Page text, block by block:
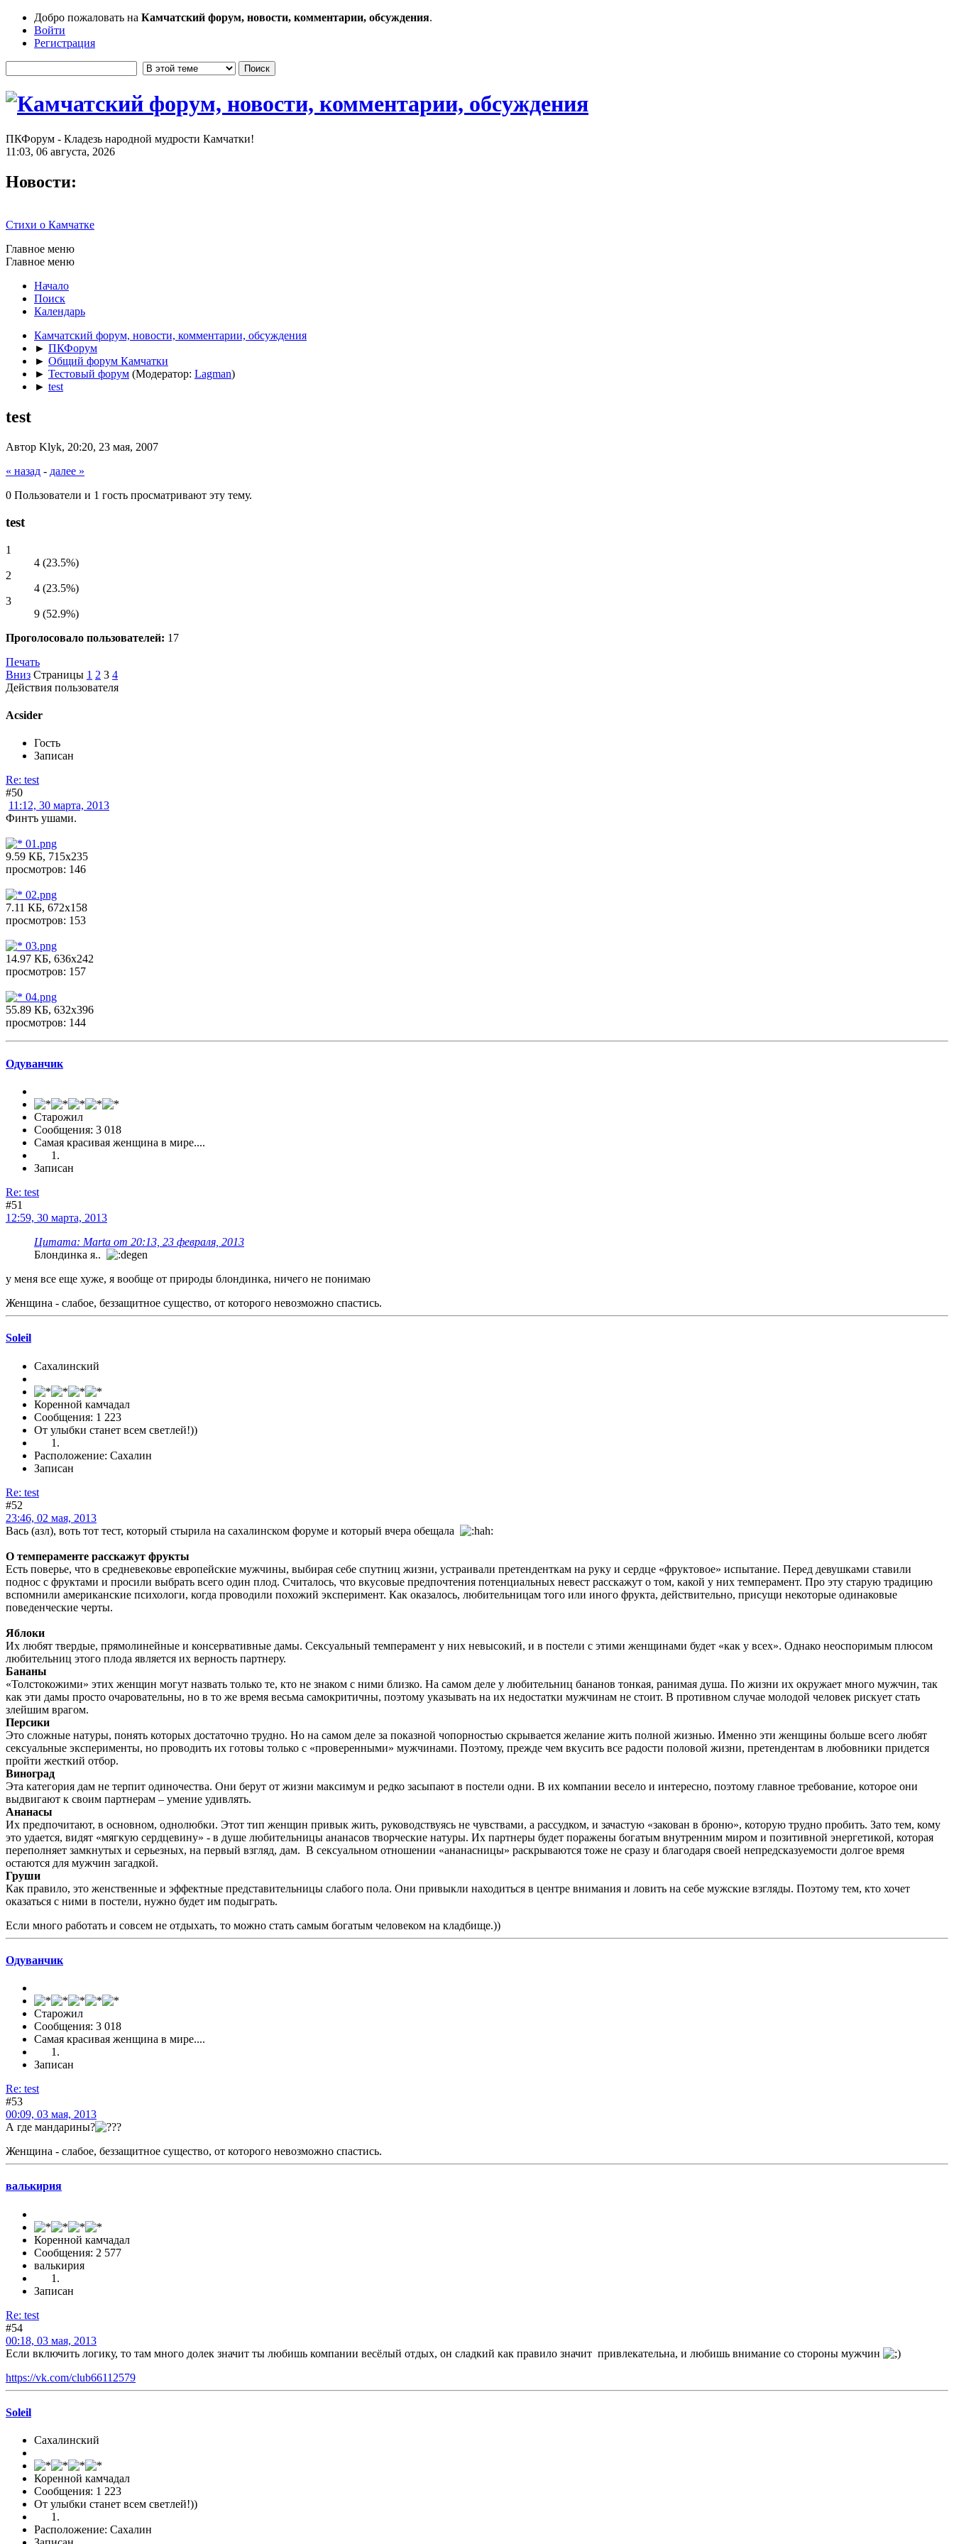
Добро пожаловать на Камчатский форум, новости, комментарии, обсуждения.
Войти
Регистрация
ПКФорум - Кладезь народной мудрости Камчатки!
11:03, 06 августа, 2026
Новости:
Стихи о Камчатке
Главное меню
Главное меню
Начало
Поиск
Календарь
Камчатский форум, новости, комментарии, обсуждения
► ПКФорум
► Общий форум Камчатки
► Тестовый форум (Модератор: Lagman)
► test
test
Автор Klyk, 20:20, 23 мая, 2007
« назад - далее »
0 Пользователи и 1 гость просматривают эту тему.
test
1
4 (23.5%)
2
4 (23.5%)
3
9 (52.9%)
Проголосовало пользователей: 17
Печать
Вниз Страницы 1 2 3 4
Действия пользователя
Acsider
Гость
Записан
Re: test
#50
11:12, 30 марта, 2013
Финтъ ушами.
01.png
9.59 КБ, 715x235
просмотров: 146
02.png
7.11 КБ, 672x158
просмотров: 153
03.png
14.97 КБ, 636x242
просмотров: 157
04.png
55.89 КБ, 632x396
просмотров: 144
Одуванчик
Старожил
Сообщения: 3 018
Самая красивая женщина в мире....
Записан
Re: test
#51
12:59, 30 марта, 2013
Цитата: Marta от 20:13, 23 февраля, 2013
Блондинка я..
у меня все еще хуже, я вообще от природы блондинка, ничего не понимаю
Женщина - слабое, беззащитное существо, от которого невозможно спастись.
Soleil
Сахалинский
Коренной камчадал
Сообщения: 1 223
От улыбки станет всем светлей!))
Расположение: Сахалин
Записан
Re: test
#52
23:46, 02 мая, 2013
Вась (азл), воть тот тест, который стырила на сахалинском форуме и который вчера обещала
О темпераменте расскажут фрукты
Есть поверье, что в средневековье европейские мужчины, выбирая себе спутниц жизни, устраивали претенденткам на руку и сердце «фруктовое» испытание. Перед девушками ставили
поднос с фруктами и просили выбрать всего один плод. Считалось, что вкусовые предпочтения потенциальных невест расскажут о том, какой у них темперамент. Про эту старую традицию
вспомнили американские психологи, когда проводили похожий эксперимент. Как оказалось, любительницам того или иного фрукта, действительно, присущи некоторые одинаковые
поведенческие черты.
Яблоки
Их любят твердые, прямолинейные и консервативные дамы. Сексуальный темперамент у них невысокий, и в постели с этими женщинами будет «как у всех». Однако неоспоримым плюсом
любительниц этого плода является их верность партнеру.
Бананы
«Толстокожими» этих женщин могут назвать только те, кто не знаком с ними близко. На самом деле у любительниц бананов тонкая, ранимая душа. По жизни их окружает много мужчин, так
как эти дамы просто очаровательны, но в то же время весьма самокритичны, поэтому указывать на их недостатки мужчинам не стоит. В противном случае молодой человек рискует стать
злейшим врагом.
Персики
Это сложные натуры, понять которых достаточно трудно. Но на самом деле за показной чопорностью скрывается желание жить полной жизнью. Именно эти женщины больше всего любят
сексуальные эксперименты, но проводить их готовы только с «проверенными» мужчинами. Поэтому, прежде чем вкусить все радости половой жизни, претендентам в любовники придется
пройти жесткий отбор.
Виноград
Эта категория дам не терпит одиночества. Они берут от жизни максимум и редко засыпают в постели одни. В их компании весело и интересно, поэтому главное требование, которое они
выдвигают к своим партнерам – умение удивлять.
Ананасы
Их предпочитают, в основном, однолюбки. Этот тип женщин привык жить, руководствуясь не чувствами, а рассудком, и зачастую «закован в броню», которую трудно пробить. Зато тем, кому
это удается, видят «мягкую сердцевину» - в душе любительницы ананасов творческие натуры. Их партнеры будет поражены богатым внутренним миром и позитивной энергетикой, которая
переполняет замкнутых и серьезных, на первый взгляд, дам. В сексуальном отношении «ананасницы» раскрываются тоже не сразу и благодаря своей непредсказуемости долгое время
остаются для мужчин загадкой.
Груши
Как правило, это женственные и эффектные представительницы слабого пола. Они привыкли находиться в центре внимания и ловить на себе мужские взгляды. Поэтому тем, кто хочет
оказаться с ними в постели, нужно будет им подыграть.
Если много работать и совсем не отдыхать, то можно стать самым богатым человеком на кладбище.))
Одуванчик
Старожил
Сообщения: 3 018
Самая красивая женщина в мире....
Записан
Re: test
#53
00:09, 03 мая, 2013
А где мандарины?
Женщина - слабое, беззащитное существо, от которого невозможно спастись.
валькирия
Коренной камчадал
Сообщения: 2 577
валькирия
Записан
Re: test
#54
00:18, 03 мая, 2013
Если включить логику, то там много долек значит ты любишь компании весёлый отдых, он сладкий как правило значит привлекательна, и любишь внимание со стороны мужчин
https://vk.com/club66112579
Soleil
Сахалинский
Коренной камчадал
Сообщения: 1 223
От улыбки станет всем светлей!))
Расположение: Сахалин